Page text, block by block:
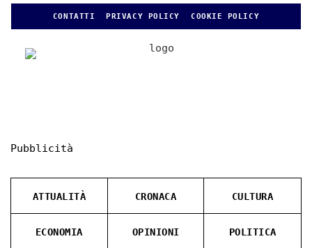
CONTATTI PRIVACY POLICY COOKIE POLICY
Pubblicità
ATTUALITÀ CRONACA CULTURA
ECONOMIA OPINIONI POLITICA